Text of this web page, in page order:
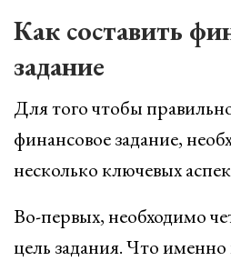
Как составить
задание
Для того чтобы
финансовое задание,
несколько ключевых
Во-первых, необходимо
цель задания. Что именно